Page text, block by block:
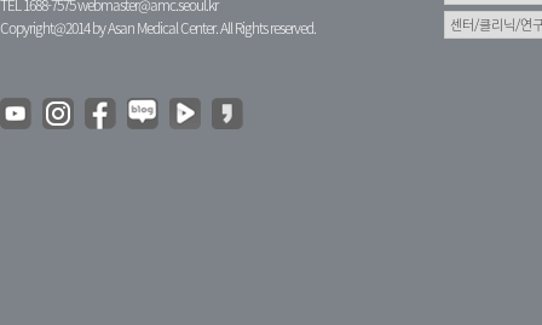
TEL 1688-7575webmaster@amc.seoul.kr
Copyright@2014 by Asan Medical Center. All Rights reserved.